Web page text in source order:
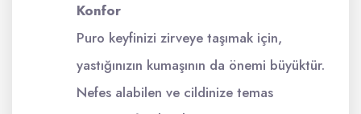
Konfor
Puro keyfinizi zirveye taşımak için,
yastığınızın kumaşının da önemi büyüktür.
Nefes alabilen ve cildinize temas